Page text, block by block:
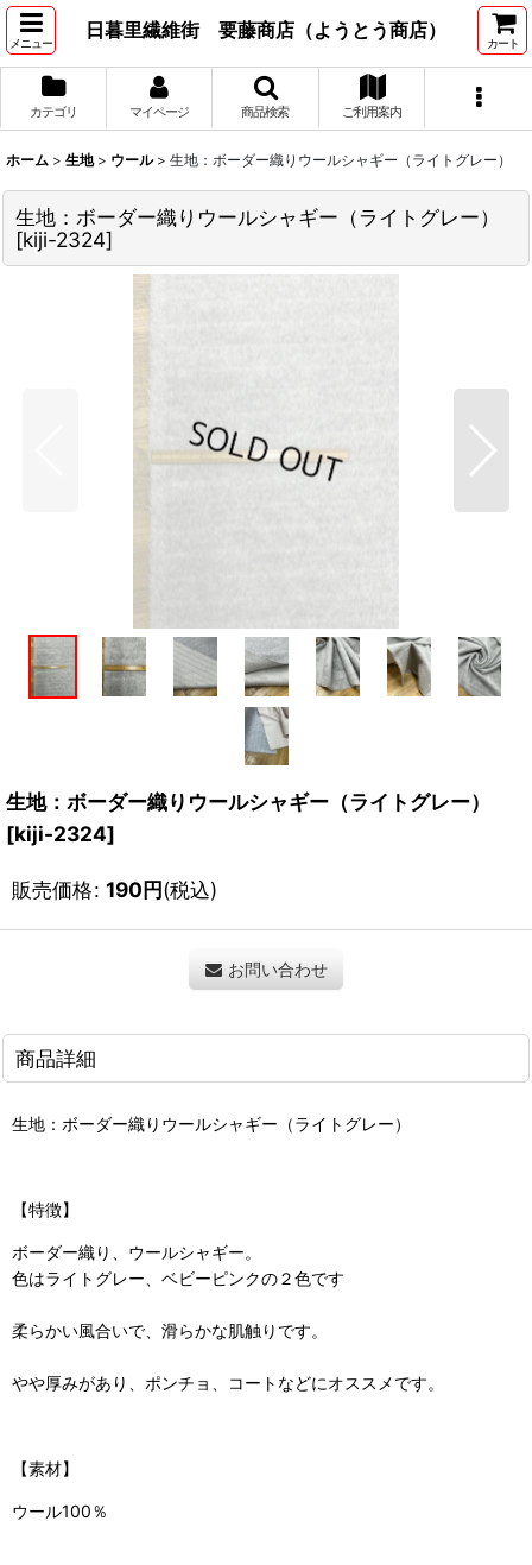
メニュー
日暮里繊維街 要藤商店（ようとう商店）
カート
カテゴリ マイページ 商品検索 ご利用案内
ホーム > 生地 > ウール > 生地：ボーダー織りウールシャギー（ライトグレー）
生地：ボーダー織りウールシャギー（ライトグレー）
[kiji-2324]
生地：ボーダー織りウールシャギー（ライトグレー）
[kiji-2324]
販売価格: 190円(税込)
お問い合わせ
商品詳細
生地：ボーダー織りウールシャギー（ライトグレー）
【特徴】
ボーダー織り、ウールシャギー。
色はライトグレー、ベビーピンクの２色です
柔らかい風合いで、滑らかな肌触りです。
やや厚みがあり、ポンチョ、コートなどにオススメです。
【素材】
ウール100％